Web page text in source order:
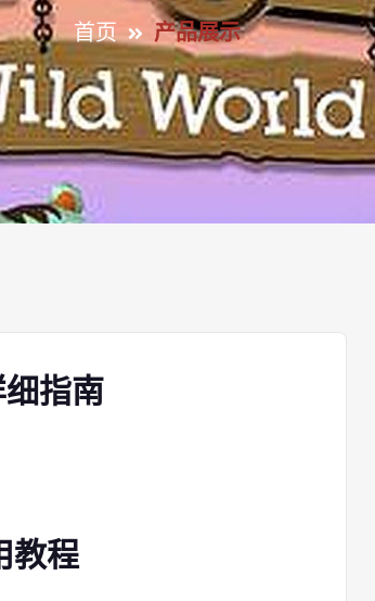
首页 产品展示
细指南
教程